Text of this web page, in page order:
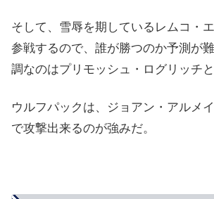
そして、雪辱を期しているレムコ・
参戦するので、誰が勝つのか予測が
調なのはプリモッシュ・ログリッチと
ウルフパックは、ジョアン・アルメ
で攻撃出来るのが強みだ。